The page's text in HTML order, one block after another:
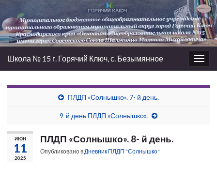
Вкл/
выкл
Школа № 15 г. Горячий Ключ, с. Безымянное
ПЛДП «Солнышко». 7- й день.
9-й день ПЛДП «Солнышко».
ИЮН
11
2025
ПЛДП «Солнышко». 8- й день.
Опубликовано вДневник ПЛДП "Солнышко"